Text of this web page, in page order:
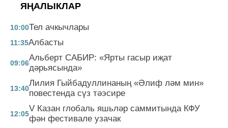
ЯҢАЛЫКЛАР
10:00Тел ачкычлары
11:35Албасты
09:06
Альберт САБИР: «Ярты гасыр иҗат
дәрьясында»
13:40
Лилия Гыйбадуллинаның «Әлиф ләм мин»
повестенда сүз тәэсире
12:05
V Казан глобаль яшьләр саммитында КФУ
фән фестивале узачак